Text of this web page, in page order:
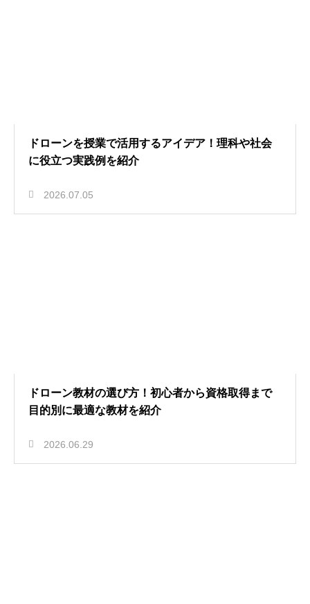
ドローンを授業で活用するアイデア！理科や社会
に役立つ実践例を紹介
2026.07.05
ドローン教材の選び方！初心者から資格取得まで
目的別に最適な教材を紹介
2026.06.29